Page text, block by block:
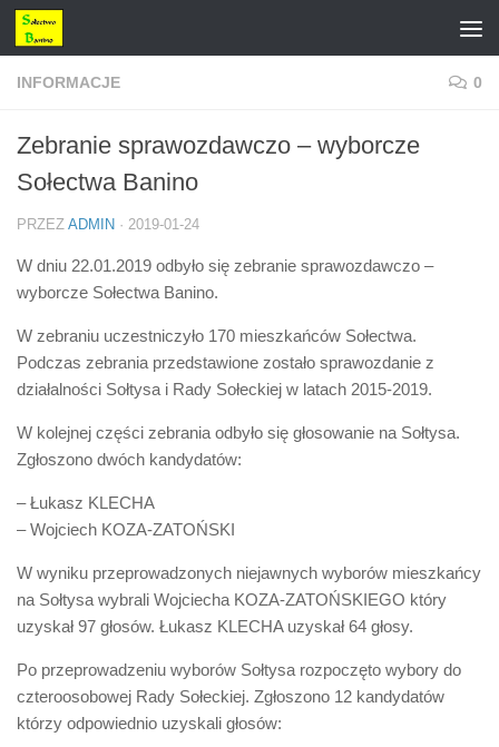
Przejdź do treści
INFORMACJE 0
Zebranie sprawozdawczo – wyborcze
Sołectwa Banino
PRZEZ ADMIN · 2019-01-24
W dniu 22.01.2019 odbyło się zebranie sprawozdawczo –
wyborcze Sołectwa Banino.
W zebraniu uczestniczyło 170 mieszkańców Sołectwa.
Podczas zebrania przedstawione zostało sprawozdanie z
działalności Sołtysa i Rady Sołeckiej w latach 2015-2019.
W kolejnej części zebrania odbyło się głosowanie na Sołtysa.
Zgłoszono dwóch kandydatów:
– Łukasz KLECHA
– Wojciech KOZA-ZATOŃSKI
W wyniku przeprowadzonych niejawnych wyborów mieszkańcy
na Sołtysa wybrali Wojciecha KOZA-ZATOŃSKIEGO który
uzyskał 97 głosów. Łukasz KLECHA uzyskał 64 głosy.
Po przeprowadzeniu wyborów Sołtysa rozpoczęto wybory do
czteroosobowej Rady Sołeckiej. Zgłoszono 12 kandydatów
którzy odpowiednio uzyskali głosów: